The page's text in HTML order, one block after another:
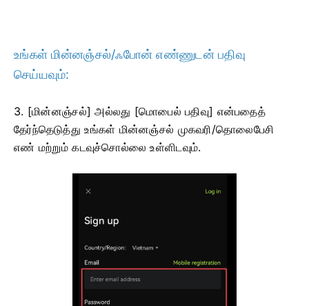
உங்கள் மின்னஞ்சல்/ஃபோன் எண்ணுடன் பதிவு
செய்யவும்:
3. [மின்னஞ்சல்] அல்லது [மொபைல் பதிவு] என்பதைத்
தேர்ந்தெடுத்து உங்கள் மின்னஞ்சல் முகவரி/தொலைபேசி
எண் மற்றும் கடவுச்சொல்லை உள்ளிடவும்.